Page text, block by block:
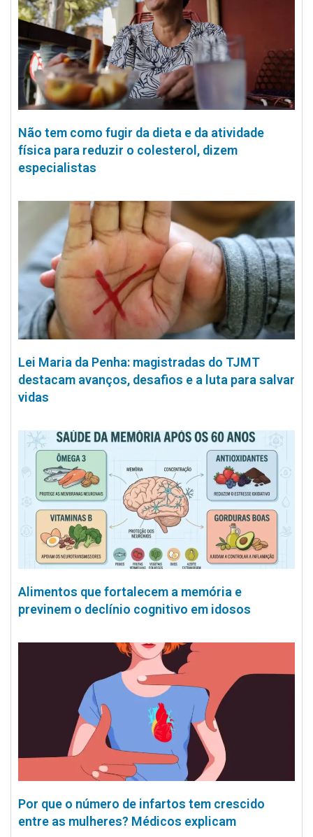
Não tem como fugir da dieta e da atividade
física para reduzir o colesterol, dizem
especialistas
Lei Maria da Penha: magistradas do TJMT
destacam avanços, desafios e a luta para salvar
vidas
Alimentos que fortalecem a memória e
previnem o declínio cognitivo em idosos
Por que o número de infartos tem crescido
entre as mulheres? Médicos explicam